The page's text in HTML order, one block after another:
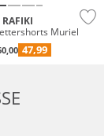
RAFIKI
Muriel
47,99